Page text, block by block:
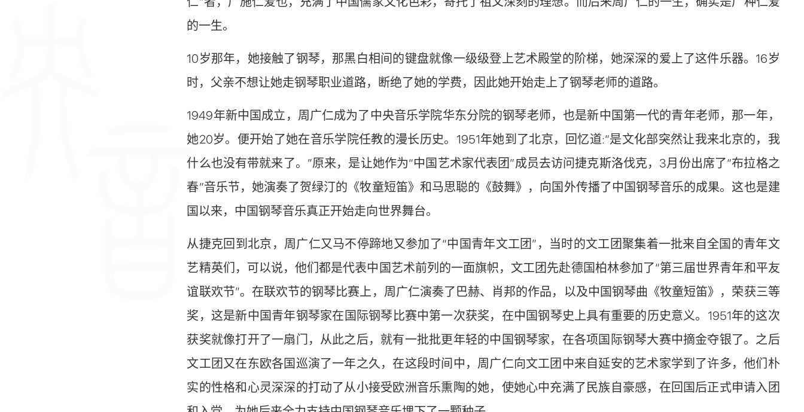
的一生。
10岁那年，她接触了钢琴，那黑白相间的键盘就像一级级登上艺术殿堂的阶梯，她深深的爱上了这件乐器。16岁
时，父亲不想让她走钢琴职业道路，断绝了她的学费，因此她开始走上了钢琴老师的道路。
1949年新中国成立，周广仁成为了中央音乐学院华东分院的钢琴老师，也是新中国第一代的青年老师，那一年，
她20岁。便开始了她在音乐学院任教的漫长历史。1951年她到了北京，回忆道:“是文化部突然让我来北京的，我
什么也没有带就来了。”原来，是让她作为“中国艺术家代表团”成员去访问捷克斯洛伐克，3月份出席了“布拉格之
春”音乐节，她演奏了贺绿汀的《牧童短笛》和马思聪的《鼓舞》，向国外传播了中国钢琴音乐的成果。这也是建
国以来，中国钢琴音乐真正开始走向世界舞台。
从捷克回到北京，周广仁又马不停蹄地又参加了“中国青年文工团”，当时的文工团聚集着一批来自全国的青年文
艺精英们，可以说，他们都是代表中国艺术前列的一面旗帜，文工团先赴德国柏林参加了“第三届世界青年和平友
谊联欢节”。在联欢节的钢琴比赛上，周广仁演奏了巴赫、肖邦的作品，以及中国钢琴曲《牧童短笛》，荣获三等
奖，这是新中国青年钢琴家在国际钢琴比赛中第一次获奖，在中国钢琴史上具有重要的历史意义。1951年的这次
获奖就像打开了一扇门，从此之后，就有一批批更年轻的中国钢琴家，在各项国际钢琴大赛中摘金夺银了。之后
文工团又在东欧各国巡演了一年之久，在这段时间中，周广仁向文工团中来自延安的艺术家学到了许多，他们朴
实的性格和心灵深深的打动了从小接受欧洲音乐熏陶的她，使她心中充满了民族自豪感，在回国后正式申请入团